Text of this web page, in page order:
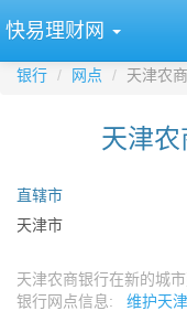
快易理财网
银行 网点 天津农
天津
直辖市
天津市
天津农商银行在新的城
银行网点信息: 维护天